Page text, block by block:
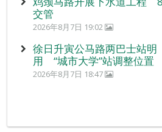
交管
2026年8月7日 19:02
徐日升寅公马路两巴士站明
用 “城市大学”站调整位置
2026年8月7日 18:47